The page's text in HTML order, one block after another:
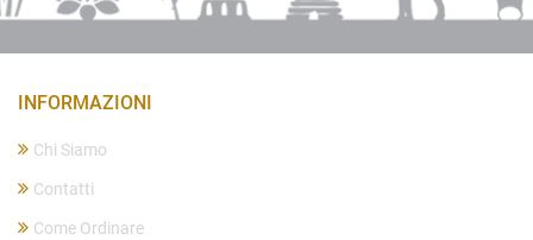
INFORMAZIONI
Chi Siamo
Contatti
Come Ordinare